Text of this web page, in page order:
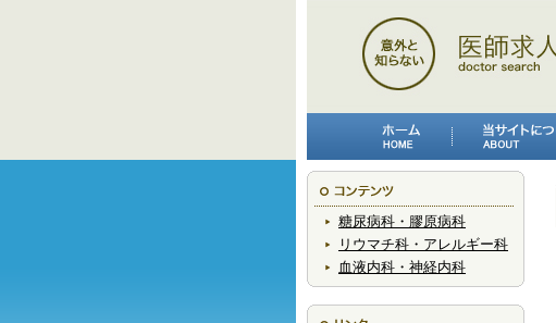
糖尿病科・膠原病科
リウマチ科・アレルギー科
血液内科・神経内科